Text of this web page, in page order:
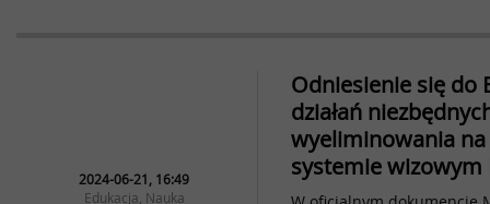
2024-06-21, 16:49
Edukacja, Nauka
Odniesienie się do
działań
wyeliminowania
systemie wizowym